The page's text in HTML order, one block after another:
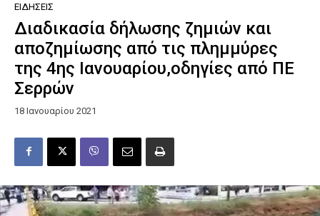
ΕΙΔΉΣΕΙΣ
Διαδικασία δήλωσης ζημιών και
αποζημίωσης από τις πλημμύρες
της 4ης Ιανουαρίου,οδηγίες από ΠΕ
Σερρών
18 Ιανουαρίου 2021